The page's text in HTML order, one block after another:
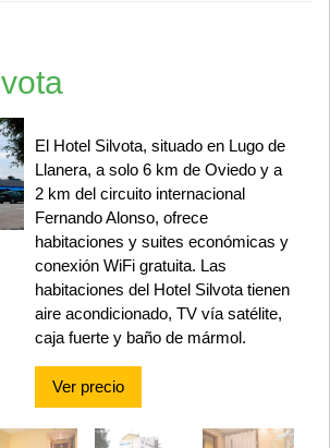
El Hotel Silvota, situado en Lugo de
Llanera, a solo 6 km de Oviedo y a
2 km del circuito internacional
Fernando Alonso, ofrece
habitaciones y suites económicas y
conexión WiFi gratuita. Las
habitaciones del Hotel Silvota tienen
aire acondicionado, TV vía satélite,
caja fuerte y baño de mármol.
Ver precio